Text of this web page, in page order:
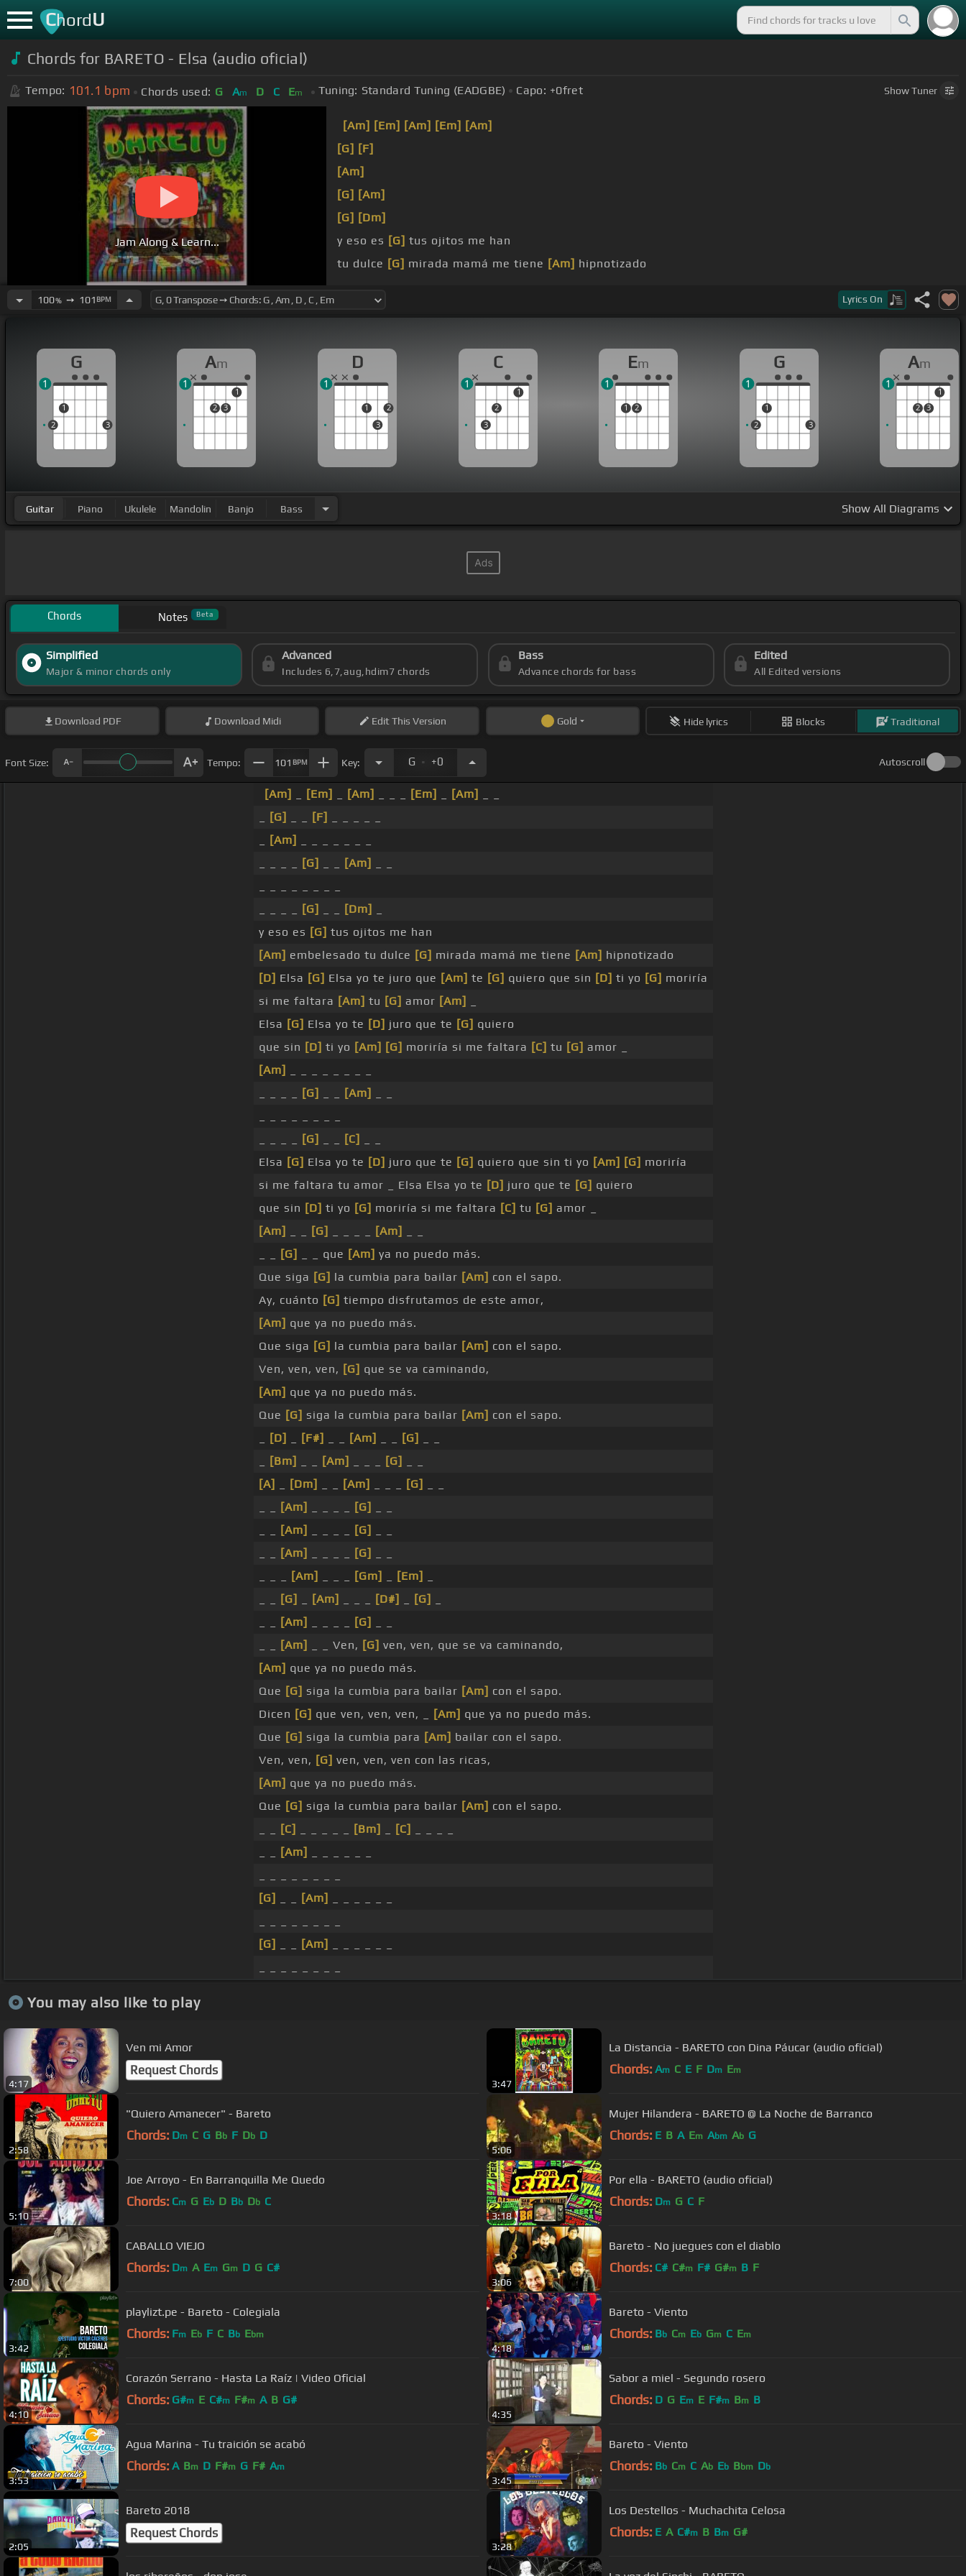
ChordU
Chords for BARETO - Elsa (audio oficial)
Tempo: 101.1 bpm Chords used: G Am D C Em Tuning: Standard Tuning (EADGBE) Capo: +0fret ShowTuner
Jam Along & Learn...
[Am] [Em] [Am] [Em] [Am]
[G] [F]
[Am]
[G] [Am]
[G] [Dm]
y eso es [G] tus ojitos me han
tu dulce [G] mirada mamá me tiene [Am] hipnotizado
100%➙ 101 BPM Lyrics On
G
2
1
3
1
Am
2 3
1
1
D
1
3
2
1
C
3
2
1
1
Em
1 2
1
G
2
1
3
1
Am
2 3
1
1
Guitar Piano Ukulele Mandolin Banjo Bass Show All Diagrams
Chords Notes Beta
Simplified
Major & minor chords only
Advanced
Includes 6,7,aug,hdim7 chords
Bass
Advance chords for bass
Edited
All Edited versions
Download PDF Download Midi EditThis Version Gold Hide lyrics Blocks Traditional
Font Size: Tempo: 101 BPM Key: G . +0 Autoscroll
[Am] [Em] [Am] [Em] [Am]
[G] [F]
[Am]
[G] [Am]
[G] [Dm]
y eso es [G] tus ojitos me han
[Am] embelesado tu dulce [G] mirada mamá me tiene [Am] hipnotizado
[D] Elsa [G] Elsa yo te juro que [Am] te [G] quiero que sin [D] ti yo [G] moriría
si me faltara [Am] tu [G] amor [Am]
Elsa [G] Elsa yo te [D] juro que te [G] quiero
que sin [D] ti yo [Am] [G] moriría si me faltara [C] tu [G] amor _
[Am]
[G] [Am]
[G] [C]
Elsa [G] Elsa yo te [D] juro que te [G] quiero que sin ti yo [Am] [G] moriría
si me faltara tu amor _ Elsa Elsa yo te [D] juro que te [G] quiero
que sin [D] ti yo [G] moriría si me faltara [C] tu [G] amor _
[Am]
[G] [Am]
[G] _ _ que [Am] ya no puedo más.
Que siga [G] la cumbia para bailar [Am] con el sapo.
Ay, cuánto [G] tiempo disfrutamos de este amor,
[Am] que ya no puedo más.
Que siga [G] la cumbia para bailar [Am] con el sapo.
Ven, ven, ven, [G] que se va caminando,
[Am] que ya no puedo más.
Que [G] siga la cumbia para bailar [Am] con el sapo.
[D] [F#] [Am] [G]
[Bm] [Am] [G]
[A]
[Dm] [Am] [G]
[Am] [G]
[Am] [G]
[Am] [G]
[Am] [Gm] [Em]
[G] [Am] [D#] [G]
[Am] [G]
[Am] _ _ Ven, [G] ven, ven, que se va caminando,
[Am] que ya no puedo más.
Que [G] siga la cumbia para bailar [Am] con el sapo.
Dicen [G] que ven, ven, ven, _ [Am] que ya no puedo más.
Que [G] siga la cumbia para [Am] bailar con el sapo.
Ven, ven, [G] ven, ven, ven con las ricas,
[Am] que ya no puedo más.
Que [G] siga la cumbia para bailar [Am] con el sapo.
[C] [Bm] [C]
[Am]
[G]
[Am]
[G]
[Am]
You may also like to play
4:17
Ven mi Amor
Request Chords
3:47
La Distancia - BARETO con Dina Páucar (audio oficial)
Chords: Am C E F Dm Em
2:58
"Quiero Amanecer" - Bareto
Chords: Dm C G Bb F Db D
5:06
Mujer Hilandera - BARETO @ La Noche de Barranco
Chords: E B A Em Abm Ab G
5:10
Joe Arroyo - En Barranquilla Me Quedo
Chords: Cm G Eb D Bb Db C
3:18
Por ella - BARETO (audio oficial)
Chords: Dm G C F
7:00
CABALLO VIEJO
Chords: Dm A Em Gm D G C#
3:06
Bareto - No juegues con el diablo
Chords: C# C#m F# G#m B F
3:42
playlizt.pe - Bareto - Colegiala
Chords: Fm Eb F C Bb Ebm
4:18
Bareto - Viento
Chords: Bb Cm Eb Gm C Em
4:10
Corazón Serrano - Hasta La Raíz | Video Oficial
Chords: G#m E C#m F#m A B G#
4:35
Sabor a miel - Segundo rosero
Chords: D G Em E F#m Bm B
3:53
Agua Marina - Tu traición se acabó
Chords: A Bm D F#m G F# Am
3:45
Bareto - Viento
Chords: Bb Cm C Ab Eb Bbm Db
2:05
Bareto 2018
Request Chords
3:28
Los Destellos - Muchachita Celosa
Chords: E A C#m B Bm G#